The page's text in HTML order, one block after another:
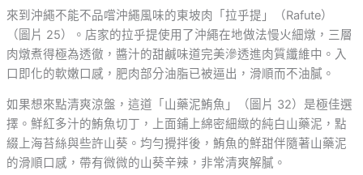
來到沖繩不能不品嚐沖繩風味的東坡肉「拉乎提」（Rafute）
（圖片 25）。店家的拉乎提使用了沖繩在地做法慢火細燉，三層
肉燉煮得極為透徹，醬汁的甜鹹味道完美滲透進肉質纖維中。入
口即化的軟嫩口感，肥肉部分油脂已被逼出，滑順而不油膩。
如果想來點清爽涼盤，這道「山藥泥鮪魚」（圖片 32）是極佳選
擇。鮮紅多汁的鮪魚切丁，上面鋪上綿密細緻的純白山藥泥，點
綴上海苔絲與些許山葵。均勻攪拌後，鮪魚的鮮甜伴隨著山藥泥
的滑順口感，帶有微微的山葵辛辣，非常清爽解膩。